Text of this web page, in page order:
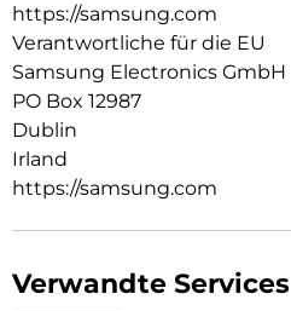
https://samsung.com
Verantwortliche für die EU
Samsung Electronics GmbH
PO Box 12987
Dublin
Irland
https://samsung.com
Verwandte Services